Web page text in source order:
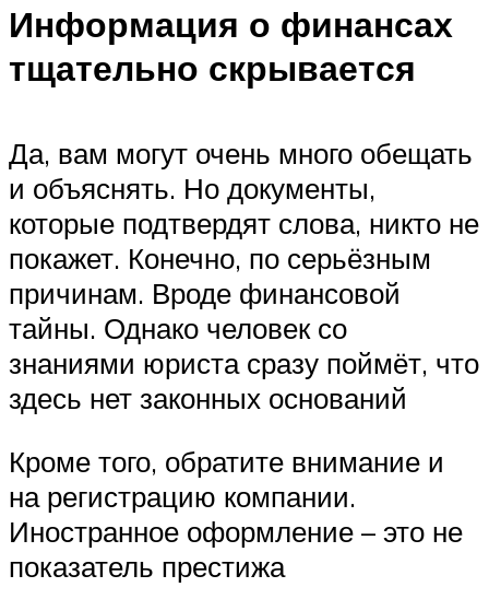
Информация о финансах
тщательно скрывается
Да, вам могут очень много обещать
и объяснять. Но документы,
которые подтвердят слова, никто не
покажет. Конечно, по серьёзным
причинам. Вроде финансовой
тайны. Однако человек со
знаниями юриста сразу поймёт, что
здесь нет законных оснований
Кроме того, обратите внимание и
на регистрацию компании.
Иностранное оформление – это не
показатель престижа